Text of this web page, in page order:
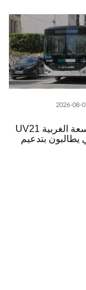
2026-08-
سكان التوسعة الغربية UV21
يطالبون بتدعيم